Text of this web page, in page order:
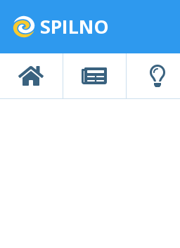
SPILNO